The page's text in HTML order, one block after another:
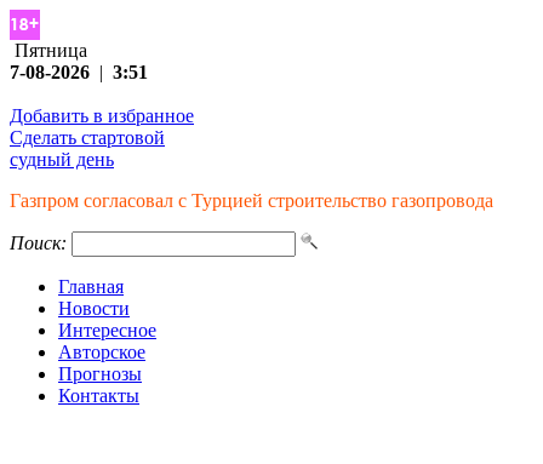
Пятница
7-08-2026 | 3:51
Добавить в избранное
Сделать стартовой
судный день
Газпром согласовал с Турцией строительство газопровода
Поиск:
Главная
Новости
Интересное
Авторское
Прогнозы
Контакты